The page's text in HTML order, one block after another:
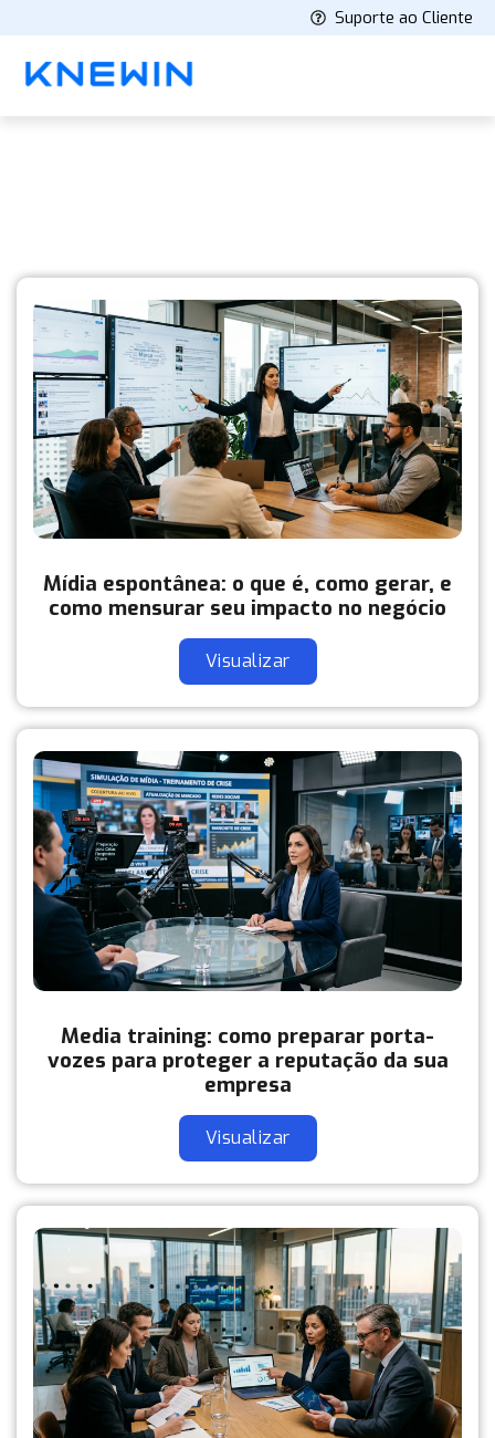
Suporte ao Cliente
Mídia espontânea: o que é, como gerar, e
como mensurar seu impacto no negócio
Visualizar
Media training: como preparar porta-
vozes para proteger a reputação da sua
empresa
Visualizar